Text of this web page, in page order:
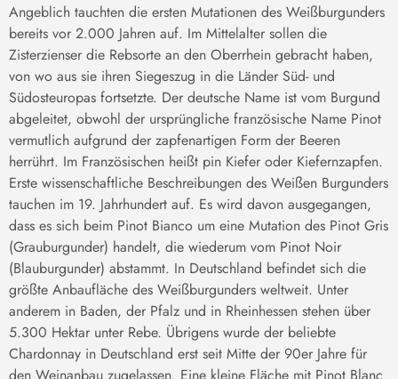
Angeblich tauchten die ersten Mutationen des Weißburgunders
bereits vor 2.000 Jahren auf. Im Mittelalter sollen die
Zisterzienser die Rebsorte an den Oberrhein gebracht haben,
von wo aus sie ihren Siegeszug in die Länder Süd- und
Südosteuropas fortsetzte. Der deutsche Name ist vom Burgund
abgeleitet, obwohl der ursprüngliche französische Name Pinot
vermutlich aufgrund der zapfenartigen Form der Beeren
herrührt. Im Französischen heißt pin Kiefer oder Kiefernzapfen.
Erste wissenschaftliche Beschreibungen des Weißen Burgunders
tauchen im 19. Jahrhundert auf. Es wird davon ausgegangen,
dass es sich beim Pinot Bianco um eine Mutation des Pinot Gris
(Grauburgunder) handelt, die wiederum vom Pinot Noir
(Blauburgunder) abstammt. In Deutschland befindet sich die
größte Anbaufläche des Weißburgunders weltweit. Unter
anderem in Baden, der Pfalz und in Rheinhessen stehen über
5.300 Hektar unter Rebe. Übrigens wurde der beliebte
Chardonnay in Deutschland erst seit Mitte der 90er Jahre für